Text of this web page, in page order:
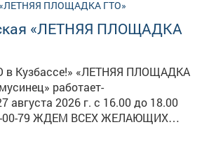
знака отличия. Подобные
частью программы по
физкультурно-
«Готов к труду и обороне»
молодёжи к здоровому образу
тестирования и расписании
можно обратиться в центры
Новокузнецка!
«ЛЕТНЯЯ ПЛОЩАДКА
«ЛЕТНЯЯ ПЛОЩАДКА
работает-
августа 2026 г. с 16.00 до 18.00
00-79 ЖДЕМ ВСЕХ ЖЕЛАЮЩИХ
комплекса ГТО ПРОВЕДИ
ДЛЯ ЗДОРОВЬЯ!